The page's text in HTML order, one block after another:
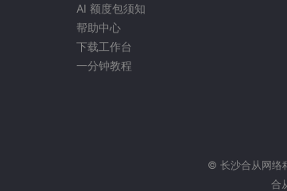
AI 额度包须知
帮助中心
下载工作台
一分钟教程
© 长沙合从网络
合